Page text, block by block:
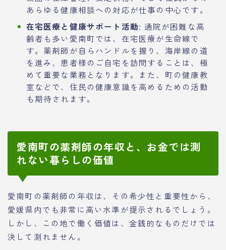
あらゆる健康相談への対応が仕事の中心です。
在宅医療と健康サポート活動: 通院が困難な高
齢者も多い愛南町では、在宅医療が生命線で
す。薬剤師が自らハンドルを握り、海岸線の道
を進み、患者様のご自宅を訪問することは、極
めて重要な業務となります。また、町の健康教
室などで、住民の健康意識を高めるための活動
も期待されます。
愛南町の薬剤師の年収と、お金では測
れない暮らしの価値
愛南町の薬剤師の年収は、その希少性と重要性から、
愛媛県内でも非常に高い水準が提示されるでしょう。
しかし、この地で働く価値は、金銭的なものだけでは
決して測れません。